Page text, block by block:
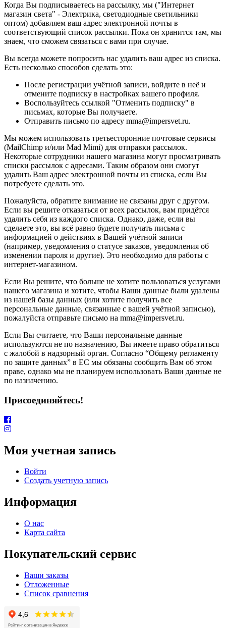
Когда Вы подписываетесь на рассылку, мы ("Интернет
магазин света" - Электрика, светодиодные светильники
оптом) добавляем ваш адрес электронной почты в
соответствующий список рассылки. Пока он хранится там, мы
знаем, что сможем связаться с вами при случае.
Вы всегда можете попросить нас удалить ваш адрес из списка.
Есть несколько способов сделать это:
После регистрации учётной записи, войдите в неё и
отмените подписку в настройках вашего профиля.
Воспользуйтесь ссылкой "Отменить подписку" в
письмах, которые Вы получаете.
Отправить письмо по адресу mma@impersvet.ru.
Мы можем использовать третьесторонние почтовые сервисы
(MailChimp и/или Mad Mimi) для отправки рассылок.
Некоторые сотрудники нашего магазина могут просматривать
списки рассылок с адресами. Таким образом они смогут
удалить Ваш адрес электронной почты из списка, если Вы
потребуете сделать это.
Пожалуйста, обратите внимание не связаны друг с другом.
Если вы решите отказаться от всех рассылок, вам придётся
удалить себя из каждого списка. Однако, даже, если вы
сделаете это, вы всё равно будете получать письма с
информацией о действиях в Вашей учётной записи
(например, уведомления о статусе заказов, уведомления об
изменении пароля и другие). Это необходимо для работы с
интернет-магазином.
Если Вы решите, что больше не хотите пользоваться услугами
нашего магазина и хотите, чтобы Ваши данные были удалены
из нашей базы данных (или хотите получить все
персональные данные, связанные с вашей учётной записью),
пожалуйста отправьте письмо на mma@impersvet.ru.
Если Вы считаете, что Ваши персональные данные
используются не по назначению, Вы имеете право обратиться
с жалобой в надзорный орган. Согласно “Общему регламенту
по защите данных” в ЕС мы обязаны сообщить Вам об этом
праве, однако мы не планируем использовать Ваши данные не
по назначению.
Присоединяйтесь!
Моя учетная запись
Войти
Создать учетную запись
Информация
О нас
Карта сайта
Покупательский сервис
Ваши заказы
Отложенные
Список сравнения